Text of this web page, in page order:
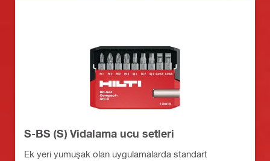
S-BS (S) Vidalama ucu setleri
Ek yeri yumuşak olan uygulamalarda standart